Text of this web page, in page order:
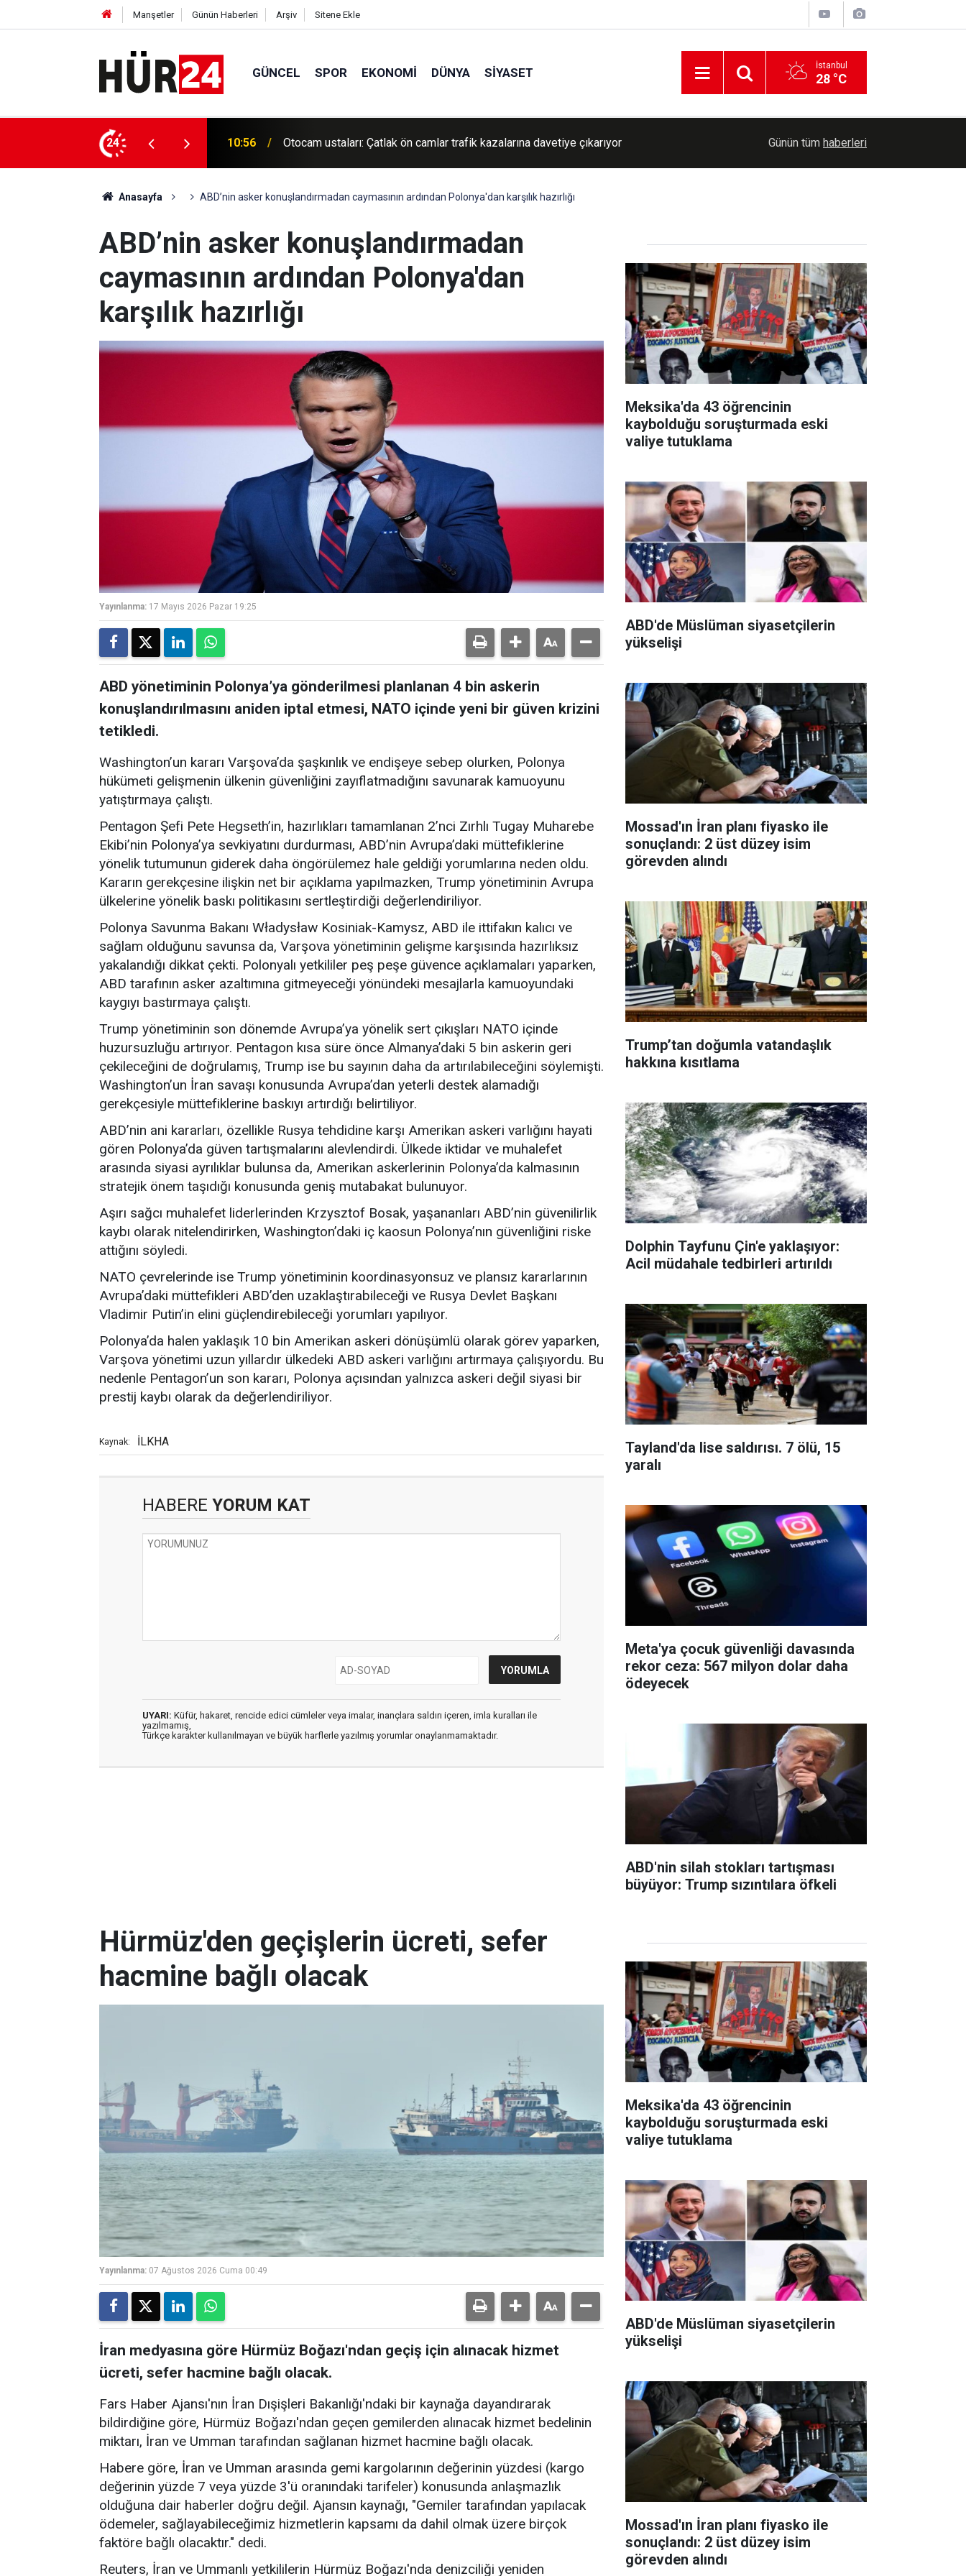
Manşetler Günün Haberleri Arşiv Sitene Ekle
GÜNCEL SPOR EKONOMI DÜNYA SIYASET İstanbul
28 °C
24
kazalarına davetiye çıkarıyor 10:52 ABD'de Müslüman siyasetçilerin yükselişi Günün tüm haberleri
Anasayfa ABD’nin asker konuşlandırmadan caymasının ardından Polonya'dan karşılık hazırlığı
ABD’nin asker konuşlandırmadan
caymasının ardından Polonya'dan
karşılık hazırlığı
Yayınlanma: 17 Mayıs 2026 Pazar 19:25
ABD yönetiminin Polonya’ya gönderilmesi planlanan 4 bin askerin
konuşlandırılmasını aniden iptal etmesi, NATO içinde yeni bir güven krizini
tetikledi.
Washington’un kararı Varşova’da şaşkınlık ve endişeye sebep olurken, Polonya
hükümeti gelişmenin ülkenin güvenliğini zayıflatmadığını savunarak kamuoyunu
yatıştırmaya çalıştı.
Pentagon Şefi Pete Hegseth’in, hazırlıkları tamamlanan 2’nci Zırhlı Tugay Muharebe
Ekibi’nin Polonya’ya sevkiyatını durdurması, ABD’nin Avrupa’daki müttefiklerine
yönelik tutumunun giderek daha öngörülemez hale geldiği yorumlarına neden oldu.
Kararın gerekçesine ilişkin net bir açıklama yapılmazken, Trump yönetiminin Avrupa
ülkelerine yönelik baskı politikasını sertleştirdiği değerlendiriliyor.
Polonya Savunma Bakanı Władysław Kosiniak-Kamysz, ABD ile ittifakın kalıcı ve
sağlam olduğunu savunsa da, Varşova yönetiminin gelişme karşısında hazırlıksız
yakalandığı dikkat çekti. Polonyalı yetkililer peş peşe güvence açıklamaları yaparken,
ABD tarafının asker azaltımına gitmeyeceği yönündeki mesajlarla kamuoyundaki
kaygıyı bastırmaya çalıştı.
Trump yönetiminin son dönemde Avrupa’ya yönelik sert çıkışları NATO içinde
huzursuzluğu artırıyor. Pentagon kısa süre önce Almanya’daki 5 bin askerin geri
çekileceğini de doğrulamış, Trump ise bu sayının daha da artırılabileceğini söylemişti.
Washington’un İran savaşı konusunda Avrupa’dan yeterli destek alamadığı
gerekçesiyle müttefiklerine baskıyı artırdığı belirtiliyor.
ABD’nin ani kararları, özellikle Rusya tehdidine karşı Amerikan askeri varlığını hayati
gören Polonya’da güven tartışmalarını alevlendirdi. Ülkede iktidar ve muhalefet
arasında siyasi ayrılıklar bulunsa da, Amerikan askerlerinin Polonya’da kalmasının
stratejik önem taşıdığı konusunda geniş mutabakat bulunuyor.
Aşırı sağcı muhalefet liderlerinden Krzysztof Bosak, yaşananları ABD’nin güvenilirlik
kaybı olarak nitelendirirken, Washington’daki iç kaosun Polonya’nın güvenliğini riske
attığını söyledi.
NATO çevrelerinde ise Trump yönetiminin koordinasyonsuz ve plansız kararlarının
Avrupa’daki müttefikleri ABD’den uzaklaştırabileceği ve Rusya Devlet Başkanı
Vladimir Putin’in elini güçlendirebileceği yorumları yapılıyor.
Polonya’da halen yaklaşık 10 bin Amerikan askeri dönüşümlü olarak görev yaparken,
Varşova yönetimi uzun yıllardır ülkedeki ABD askeri varlığını artırmaya çalışıyordu. Bu
nedenle Pentagon’un son kararı, Polonya açısından yalnızca askeri değil siyasi bir
prestij kaybı olarak da değerlendiriliyor.
Kaynak: İLKHA
HABERE YORUM KAT
UYARI: Küfür, hakaret, rencide edici cümleler veya imalar, inançlara saldırı içeren, imla kuralları ile
yazılmamış,
Türkçe karakter kullanılmayan ve büyük harflerle yazılmış yorumlar onaylanmamaktadır.
Meksika'da 43 öğrencinin
kaybolduğu soruşturmada eski
valiye tutuklama
ABD'de Müslüman siyasetçilerin
yükselişi
Mossad'ın İran planı fiyasko ile
sonuçlandı: 2 üst düzey isim
görevden alındı
Trump’tan doğumla vatandaşlık
hakkına kısıtlama
Dolphin Tayfunu Çin'e yaklaşıyor:
Acil müdahale tedbirleri artırıldı
Tayland'da lise saldırısı. 7 ölü, 15
yaralı
Meta'ya çocuk güvenliği davasında
rekor ceza: 567 milyon dolar daha
ödeyecek
ABD'nin silah stokları tartışması
büyüyor: Trump sızıntılara öfkeli
Hürmüz'den geçişlerin ücreti, sefer
hacmine bağlı olacak
Yayınlanma: 07 Ağustos 2026 Cuma 00:49
İran medyasına göre Hürmüz Boğazı'ndan geçiş için alınacak hizmet
ücreti, sefer hacmine bağlı olacak.
Fars Haber Ajansı'nın İran Dışişleri Bakanlığı'ndaki bir kaynağa dayandırarak
bildirdiğine göre, Hürmüz Boğazı'ndan geçen gemilerden alınacak hizmet bedelinin
miktarı, İran ve Umman tarafından sağlanan hizmet hacmine bağlı olacak.
Habere göre, İran ve Umman arasında gemi kargolarının değerinin yüzdesi (kargo
değerinin yüzde 7 veya yüzde 3'ü oranındaki tarifeler) konusunda anlaşmazlık
olduğuna dair haberler doğru değil. Ajansın kaynağı, "Gemiler tarafından yapılacak
ödemeler, sağlayabileceğimiz hizmetlerin kapsamı da dahil olmak üzere birçok
faktöre bağlı olacaktır." dedi.
Reuters, İran ve Ummanlı yetkililerin Hürmüz Boğazı'nda denizciliği yeniden
Meksika'da 43 öğrencinin
kaybolduğu soruşturmada eski
valiye tutuklama
ABD'de Müslüman siyasetçilerin
yükselişi
Mossad'ın İran planı fiyasko ile
sonuçlandı: 2 üst düzey isim
görevden alındı